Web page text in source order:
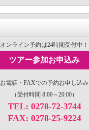
オンライン予約は24時間受付中！
ツアー参加お申込み
お電話・FAXでの予約お申し込み
（受付時間 8:00～20:00）
TEL: 0278-72-3744
FAX: 0278-25-9224